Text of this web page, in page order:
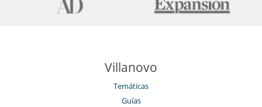
Villanovo
Temáticas
Guías